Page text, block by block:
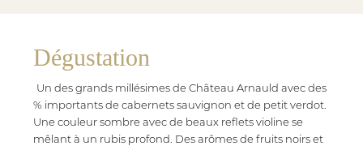
Dégustation
Un des grands millésimes de Château Arnauld avec des
% importants de cabernets sauvignon et de petit verdot.
Une couleur sombre avec de beaux reflets violine se
mêlant à un rubis profond. Des arômes de fruits noirs et